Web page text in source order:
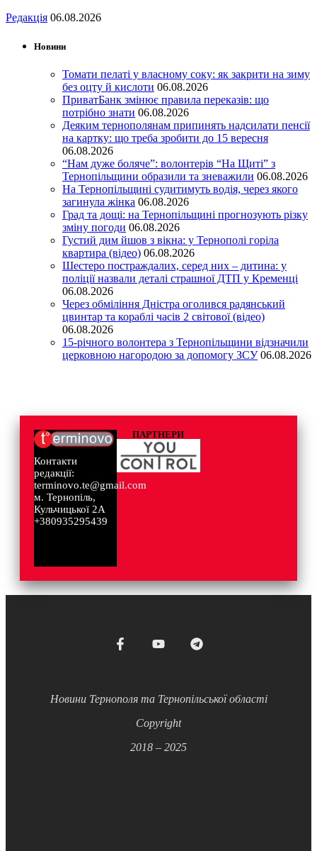
Редакція 06.08.2026
Новини
Томати пелаті у власному соку: як закрити на зиму
без оцту й кислоти 06.08.2026
ПриватБанк змінює правила переказів: що
потрібно знати 06.08.2026
Деяким тернополянам припинять надсилати пенсії
на картку: що треба зробити до 15 вересня
06.08.2026
“Нам дуже боляче”: волонтерів “На Щиті” з
Тернопільщини образили та зневажили 06.08.2026
На Тернопільщині судитимуть водія, через якого
загинула жінка 06.08.2026
Град та дощі: на Тернопільщині прогнозують різку
зміну погоди 06.08.2026
Густий дим йшов з вікна: у Тернополі горіла
квартира (відео) 06.08.2026
Шестеро постраждалих, серед них – дитина: у
поліції назвали деталі страшної ДТП у Кременці
06.08.2026
Через обміління Дністра оголився радянський
цвинтар та кораблі часів 2 світової (відео)
06.08.2026
15-річного волонтера з Тернопільщини відзначили
церковною нагородою за допомогу ЗСУ 06.08.2026
Контакти
редакції:
terminovo.te@gmail.com
м. Тернопіль,
Кульчицької 2А
+380935295439
ПАРТНЕРИ
Новини Тернополя та Тернопільської області
Copyright
2018 – 2025